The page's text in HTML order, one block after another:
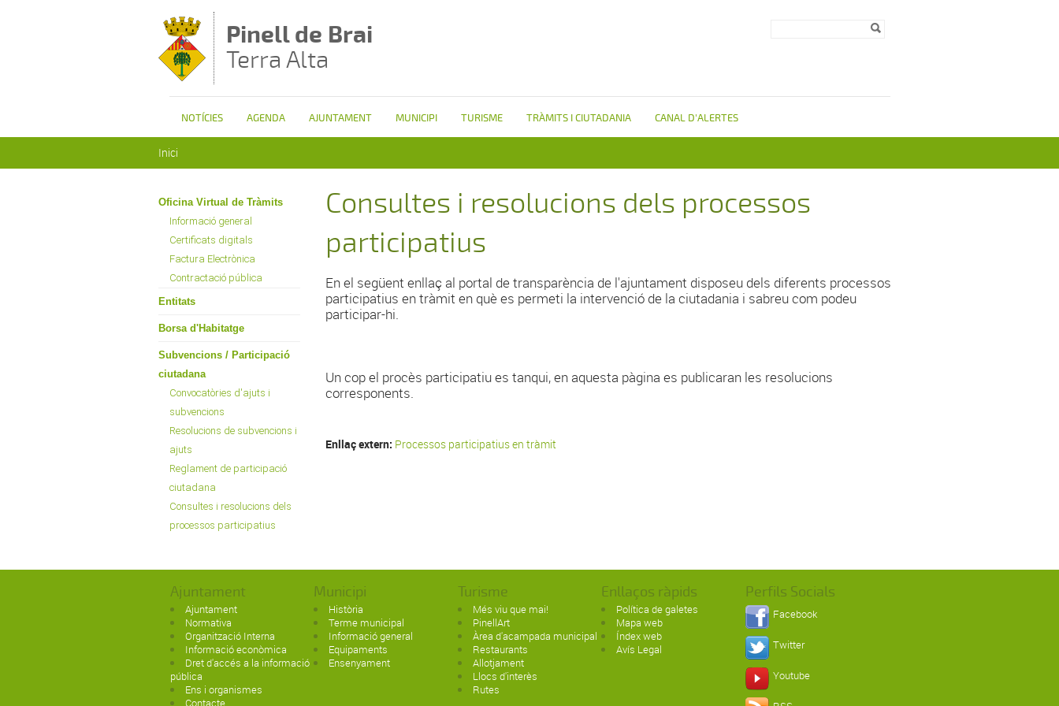
Pinell de Brai
Terra Alta
NOTÍCIES AGENDA AJUNTAMENT MUNICIPI TURISME TRÀMITS I CIUTADANIA CANAL D'ALERTES
Inici
Oficina Virtual de Tràmits
Informació general
Certificats digitals
Factura Electrònica
Contractació pública
Entitats
Borsa d'Habitatge
Subvencions / Participació
ciutadana
Convocatòries d'ajuts i
subvencions
Resolucions de subvencions i
ajuts
Reglament de participació
ciutadana
Consultes i resolucions dels
processos participatius
Consultes i resolucions dels processos
participatius
En el següent enllaç al portal de transparència de l'ajuntament disposeu dels diferents processos
participatius en tràmit en què es permeti la intervenció de la ciutadania i sabreu com podeu
participar-hi.
Un cop el procès participatiu es tanqui, en aquesta pàgina es publicaran les resolucions
corresponents.
Enllaç extern: Processos participatius en tràmit
Ajuntament
Ajuntament
Normativa
Organització Interna
Informació econòmica
Dret d'accés a la informació
pública
Ens i organismes
Contacte
Municipi
Història
Terme municipal
Informació general
Equipaments
Ensenyament
Turisme
Més viu que mai!
PinellArt
Àrea d'acampada municipal
Restaurants
Allotjament
Llocs d'interès
Rutes
Enllaços ràpids
Política de galetes
Mapa web
Índex web
Avís Legal
Perfils Socials
Facebook
Twitter
Youtube